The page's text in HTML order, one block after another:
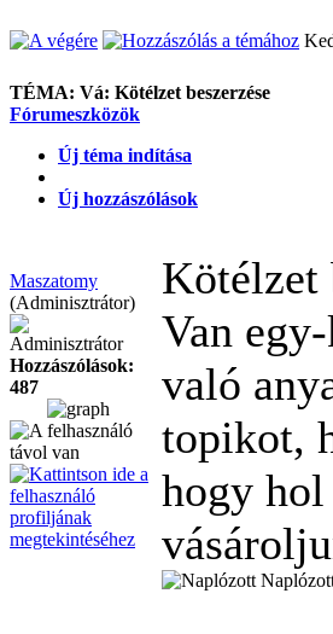
TÉMA: Vá: Kötélzet beszerzése
Fórumeszközök
Új téma indítása
Új hozzászólások
Maszatomy
(Adminisztrátor)
Adminisztrátor
Hozzászólások:
487
Kötélzet
Van
való
topikot,
hogy